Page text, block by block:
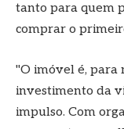
tanto para quem
comprar o
"O imóvel é, para
investimento da
impulso. Com